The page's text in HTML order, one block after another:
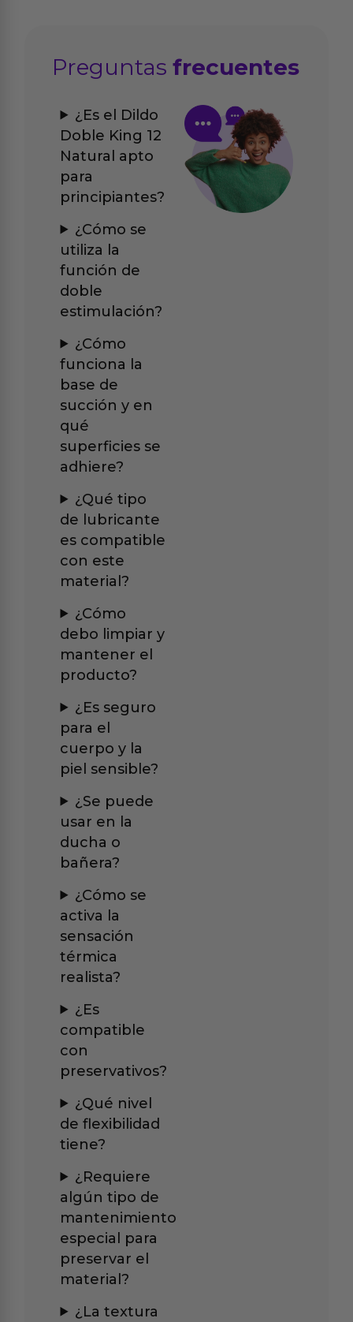
Preguntasfrecuentes
¿Es el Dildo
Doble King 12
Natural apto
para
principiantes?
¿Cómo se
utiliza la
función de
doble
estimulación?
¿Cómo
funciona la
base de
succión y en
qué
superficies se
adhiere?
¿Qué tipo
de lubricante
es compatible
con este
material?
¿Cómo
debo limpiar y
mantener el
producto?
¿Es seguro
para el
cuerpo y la
piel sensible?
¿Se puede
usar en la
ducha o
bañera?
¿Cómo se
activa la
sensación
térmica
realista?
¿Es
compatible
con
preservativos?
¿Qué nivel
de flexibilidad
tiene?
¿Requiere
algún tipo de
mantenimiento
especial para
preservar el
material?
¿La textura